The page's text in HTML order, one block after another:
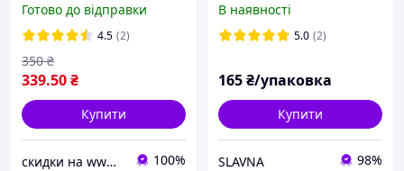
100 штук
Готово до відправки
4.5 (2)
339.50₴
350 ₴
Купити
скидки на www.toptest-poloska.com.ua 100%
10шт
В наявності
5.0 (2)
165₴/упаковка
Купити
SLAVNA 98%